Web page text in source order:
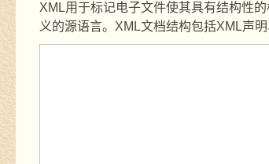
XML用于标记电子文件使其具有结构性
义的源语言。 XML文档结构包括XML声明